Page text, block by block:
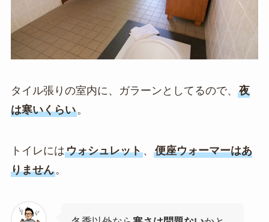
タイル張りの室内に、ガラーンとしてるので、 夜
は寒いくらい。
トイレにはウォシュレット、 便座ウォーマーはあ
りません。